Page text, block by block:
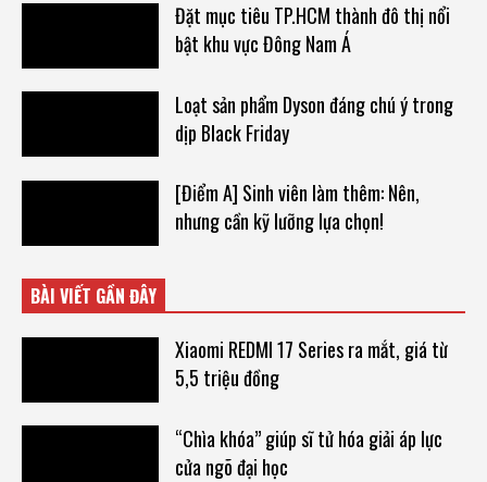
Đặt mục tiêu TP.HCM thành đô thị nổi
bật khu vực Đông Nam Á
Loạt sản phẩm Dyson đáng chú ý trong
dịp Black Friday
[Điểm A] Sinh viên làm thêm: Nên,
nhưng cần kỹ lưỡng lựa chọn!
BÀI VIẾT GẦN ĐÂY
Xiaomi REDMI 17 Series ra mắt, giá từ
5,5 triệu đồng
“Chìa khóa” giúp sĩ tử hóa giải áp lực
cửa ngõ đại học